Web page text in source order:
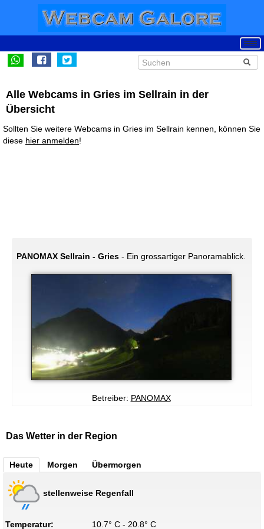
Alle Webcams in Gries im Sellrain in der
Übersicht
Sollten Sie weitere Webcams in Gries im Sellrain kennen, können Sie
diese hier anmelden!
PANOMAX Sellrain - Gries - Ein grossartiger Panoramablick.
Betreiber: PANOMAX
Das Wetter in der Region
Heute Morgen Übermorgen
stellenweise Regenfall
Temperatur: 10.7° C - 20.8° C